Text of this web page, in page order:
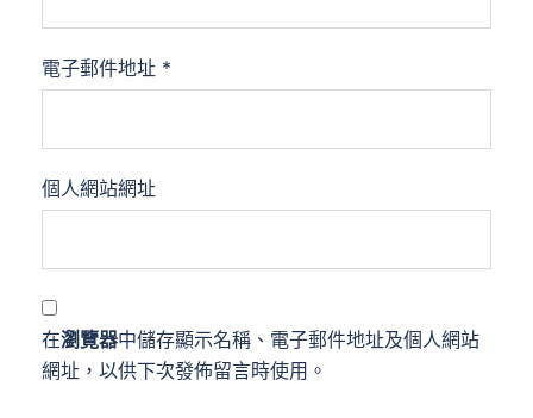
電子郵件地址 *
個人網站網址
在瀏覽器中儲存顯示名稱、電子郵件地址及個人網站
網址，以供下次發佈留言時使用。